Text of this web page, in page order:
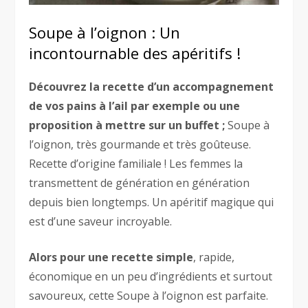
Soupe à l’oignon : Un
incontournable des apéritifs !
Découvrez la recette d’un accompagnement
de vos pains à l’ail par exemple ou une
proposition à mettre sur un buffet ;Soupe à
l’oignon, très gourmande et très goûteuse.
Recette d’origine familiale ! Les femmes la
transmettent de génération en génération
depuis bien longtemps. Un apéritif magique qui
est d’une saveur incroyable.
Alors pour une recette simple, rapide,
économique en un peu d’ingrédients et surtout
savoureux, cette Soupe à l’oignon est parfaite.